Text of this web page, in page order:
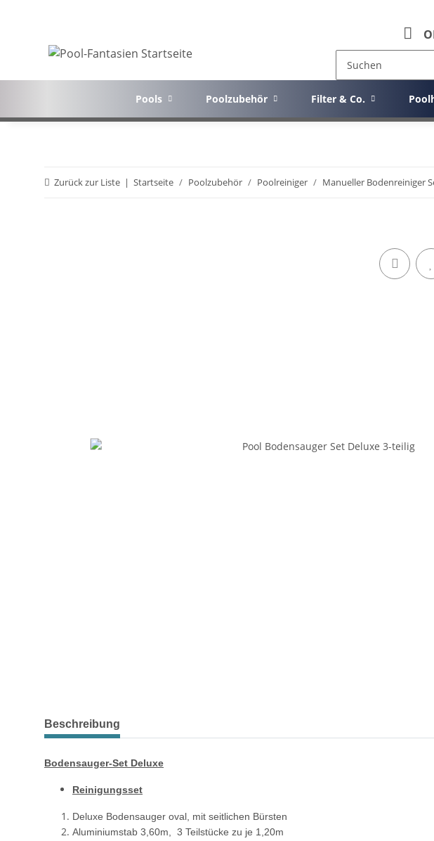
Pools Poolzubehör Filter & Co.
Zurück zur Liste Startseite Poolzubehör Poolreiniger Manueller Bodenreiniger
weitere Registerkarten anzeigen
Beschreibung
Bodensauger-Set Deluxe
Reinigungsset
Deluxe Bodensauger oval, mit seitlichen Bürsten
Aluminiumstab 3,60m, 3 Teilstücke zu je 1,20m